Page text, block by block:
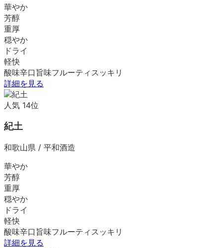
華やか
芳醇
重厚
穏やか
ドライ
軽快
酸味辛口 旨味フルーティ スッキリ
詳細を見る
人気 14位
紀土
和歌山県 / 平和酒造
華やか
芳醇
重厚
穏やか
ドライ
軽快
酸味辛口 旨味フルーティ スッキリ
詳細を見る